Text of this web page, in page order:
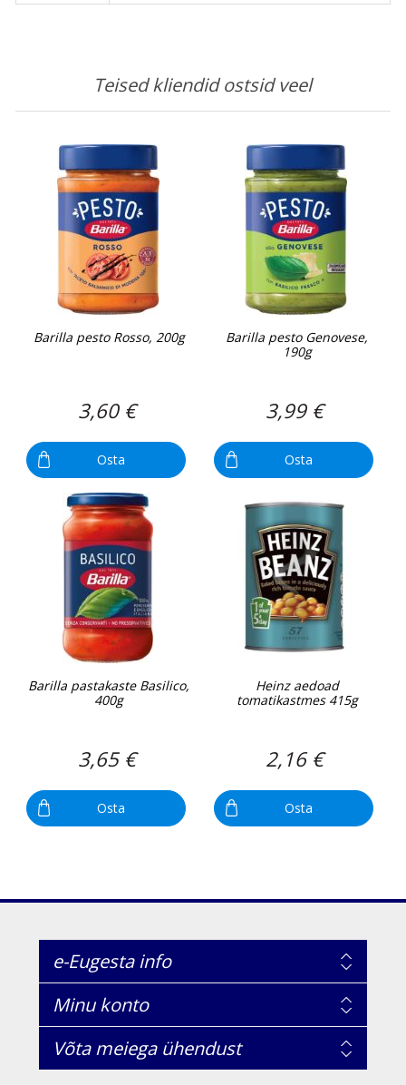
Teised kliendid ostsid veel
Barilla pesto Rosso, 200g
3,60 €
Osta
Barilla pesto Genovese,
190g
3,99 €
Osta
Barilla pastakaste Basilico,
400g
3,65 €
Osta
Heinz aedoad
tomatikastmes 415g
2,16 €
Osta
e-Eugesta info
Minu konto
Võta meiega ühendust